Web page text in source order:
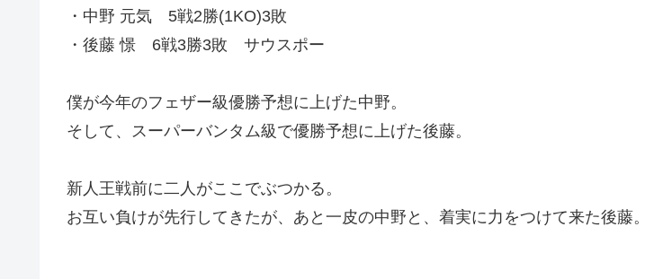
・中野 元気 5戦2勝(1KO)3敗
・後藤 憬 6戦3勝3敗 サウスポー
僕が今年のフェザー級優勝予想に上げた中野。
そして、スーパーバンタム級で優勝予想に上げた後藤。
新人王戦前に二人がここでぶつかる。
お互い負けが先行してきたが、あと一皮の中野と、着実に力をつけて来た後藤。